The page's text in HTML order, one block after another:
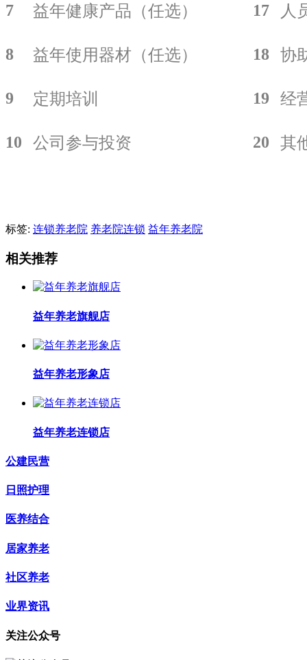
7 益年健康产品（任选） 17 人
8 益年使用器材（任选） 18 协
9 定期培训 19 经
10 公司参与投资 20 其
标签: 连锁养老院 养老院连锁 益年养老院
相关推荐
益年养老旗舰店
益年养老形象店
益年养老连锁店
公建民营
日照护理
医养结合
居家养老
社区养老
业界资讯
关注公众号